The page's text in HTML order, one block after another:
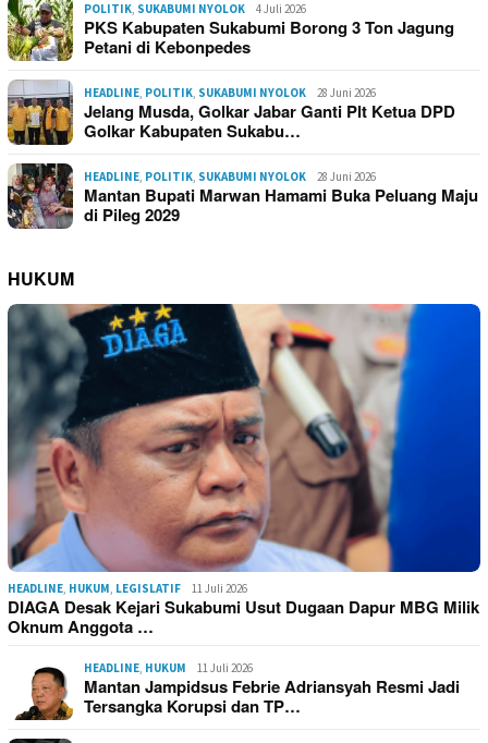
POLITIK, SUKABUMI NYOLOK 4 Juli 2026
PKS Kabupaten Sukabumi Borong 3 Ton Jagung
Petani di Kebonpedes
HEADLINE, POLITIK, SUKABUMI NYOLOK 28 Juni 2026
Jelang Musda, Golkar Jabar Ganti Plt Ketua DPD
Golkar Kabupaten Sukabu…
HEADLINE, POLITIK, SUKABUMI NYOLOK 28 Juni 2026
Mantan Bupati Marwan Hamami Buka Peluang Maju
di Pileg 2029
HUKUM
HEADLINE, HUKUM, LEGISLATIF 11 Juli 2026
DIAGA Desak Kejari Sukabumi Usut Dugaan Dapur MBG Milik
Oknum Anggota …
HEADLINE, HUKUM 11 Juli 2026
Mantan Jampidsus Febrie Adriansyah Resmi Jadi
Tersangka Korupsi dan TP…